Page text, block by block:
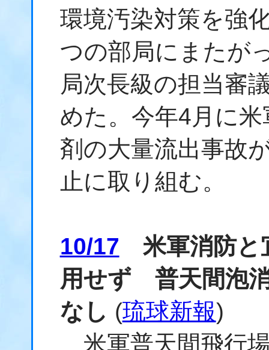
環境汚染対策を強
つの部局にまたが
局次長級の担当審
めた。今年4月に
剤の大量流出事故
止に取り組む。
10/17 米軍消防と
用せず 普天間泡
なし (琉球新報)
米軍普天間飛行